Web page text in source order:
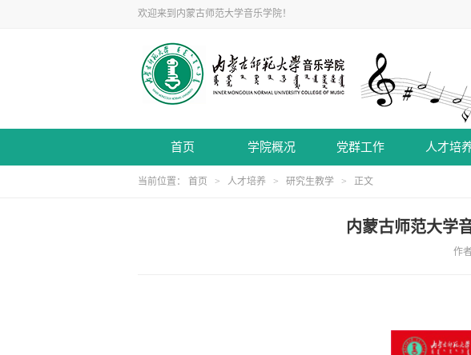
欢迎来到内蒙古师范大学音乐学院！
首页 学院概况 党群工作 人才培
当前位置： 首页 > 人才培养 > 研究生教学 > 正文
内蒙古师范大学
作